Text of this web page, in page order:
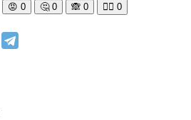
😡 0 🤔 0 🙈 0 🧘‍♀️ 0